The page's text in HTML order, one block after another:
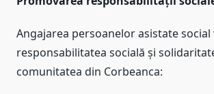
Angajarea persoanelor asistate
responsabilitatea socială și
comunitatea din Corbeanca: